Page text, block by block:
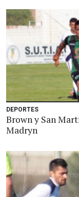
DEPORTES
Brown y San
Madryn